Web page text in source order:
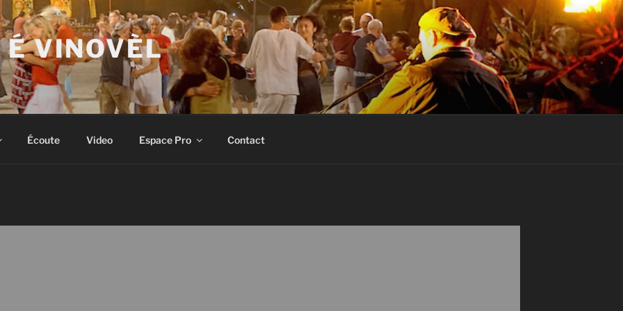
VINOVÈL
Écoute Video Espace Pro Contact